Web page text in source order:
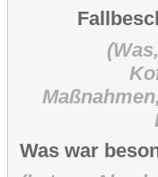
Was war